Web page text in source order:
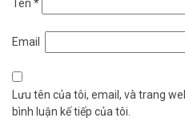
Tên *
Email
Lưu tên của tôi, email, và trang
bình luận kế tiếp của tôi.